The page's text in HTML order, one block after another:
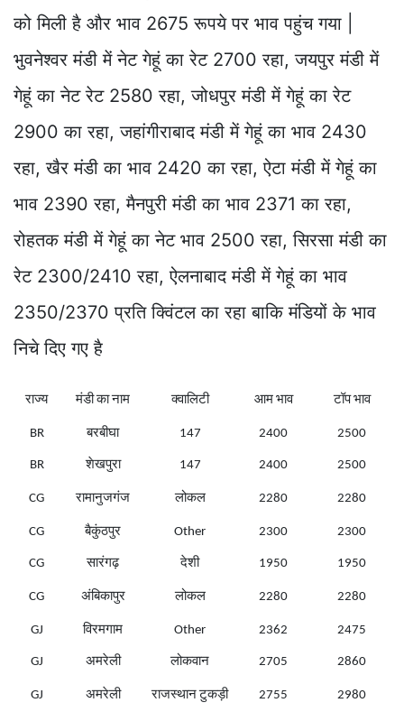
को मिली है और भाव 2675 रूपये पर भाव पहुंच गया |
भुवनेश्वर मंडी में नेट गेहूं का रेट 2700 रहा, जयपुर मंडी में
गेहूं का नेट रेट 2580 रहा, जोधपुर मंडी में गेहूं का रेट
2900 का रहा, जहांगीराबाद मंडी में गेहूं का भाव 2430
रहा, खैर मंडी का भाव 2420 का रहा, ऐटा मंडी में गेहूं का
भाव 2390 रहा, मैनपुरी मंडी का भाव 2371 का रहा,
रोहतक मंडी में गेहूं का नेट भाव 2500 रहा, सिरसा मंडी का
रेट 2300/2410 रहा, ऐलनाबाद मंडी में गेहूं का भाव
2350/2370 प्रति क्विंटल का रहा बाकि मंडियों के भाव
निचे दिए गए है
राज्य मंडी का नाम क्वालिटी आम भाव टॉप भाव
BR बरबीघा 147 2400 2500
BR शेखपुरा 147 2400 2500
CG रामानुजगंज लोकल 2280 2280
CG बैकुंठपुर Other 2300 2300
CG सारंगढ़ देशी 1950 1950
CG अंबिकापुर लोकल 2280 2280
GJ विरमगाम Other 2362 2475
GJ अमरेली लोकवान 2705 2860
GJ अमरेली राजस्थान टुकड़ी 2755 2980